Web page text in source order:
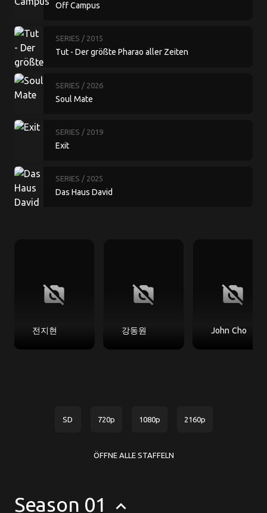
Off Campus
SERIES / 2015
Tut - Der größte Pharao aller Zeiten
SERIES / 2026
Soul Mate
SERIES / 2019
Exit
SERIES / 2025
Das Haus David
no_photography
전지현
no_photography
강동원
no_photography
John Cho
SD 720p 1080p 2160p
ÖFFNE ALLE STAFFELN
Season 01 keyboard_arrow_up